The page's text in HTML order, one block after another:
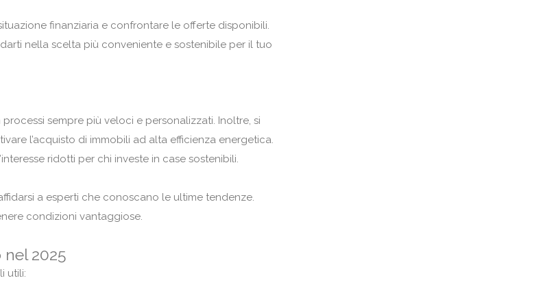
finanziaria e confrontare le offerte disponibili.
nella scelta più conveniente e sostenibile per il tuo
sempre più veloci e personalizzati. Inoltre, si
l’acquisto di immobili ad alta efficienza energetica.
ridotti per chi investe in case sostenibili.
a esperti che conoscano le ultime tendenze.
condizioni vantaggiose.
2025
utili: